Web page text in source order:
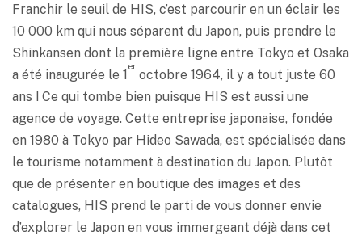
Franchir le seuil de HIS, c’est parcourir en un éclair les
10 000 km qui nous séparent du Japon, puis prendre le
Shinkansen dont la première ligne entre Tokyo et Osaka
a été inaugurée le 1
er
octobre 1964, il y a tout juste 60
ans ! Ce qui tombe bien puisque HIS est aussi une
agence de voyage. Cette entreprise japonaise, fondée
en 1980 à Tokyo par Hideo Sawada, est spécialisée dans
le tourisme notamment à destination du Japon. Plutôt
que de présenter en boutique des images et des
catalogues, HIS prend le parti de vous donner envie
d’explorer le Japon en vous immergeant déjà dans cet